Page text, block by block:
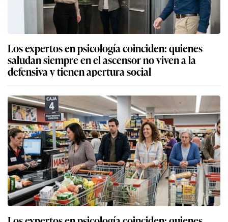
Los expertos en psicología coinciden: quienes
saludan siempre en el ascensor no viven a la
defensiva y tienen apertura social